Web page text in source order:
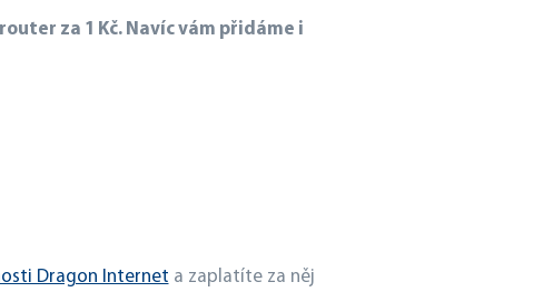
za 1 Kč. Navíc vám přidáme i
Dragon Internet a zaplatíte za něj